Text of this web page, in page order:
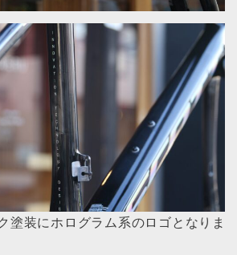
塗装にホログラム系のロゴとなりま